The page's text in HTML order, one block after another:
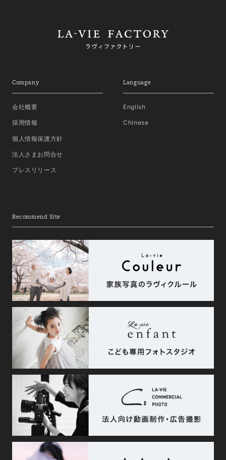
Company
会社概要
採用情報
個人情報保護方針
法人さまお問合せ
プレスリリース
Language
English
Chinese
Recommend Site